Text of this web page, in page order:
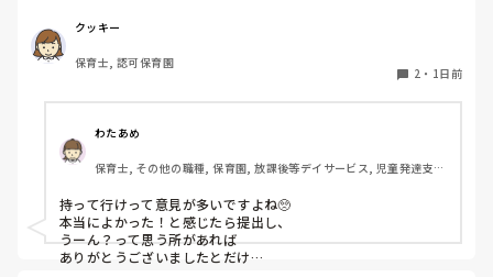
問しましたが、見学なので特にありませんとのこと
このような場合は本当に見学だけで終了なのでしょうか？
でしょうか？
クッキー
保育士, 認可保育園
2 ・ 1日前
わたあめ
保育士, その他の職種, 保育園, 放課後等デイサービス, 児童発達支援
持って行けって意見が多いですよね🥺
本当によかった！と感じたら提出し、
うーん？って思う所があれば
ありがとうございましたとだけ